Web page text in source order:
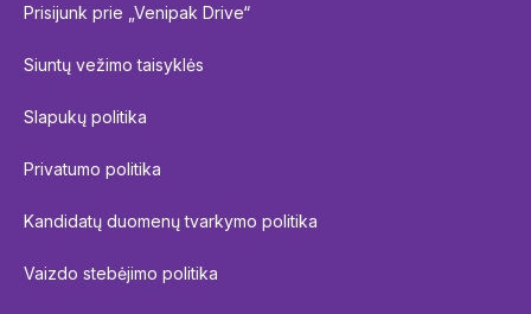
Prisijunk prie „Venipak Drive“
Siuntų vežimo taisyklės
Slapukų politika
Privatumo politika
Kandidatų duomenų tvarkymo politika
Vaizdo stebėjimo politika